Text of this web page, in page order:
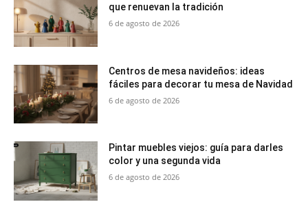
que renuevan la tradición
6 de agosto de 2026
Centros de mesa navideños: ideas
fáciles para decorar tu mesa de Navidad
6 de agosto de 2026
Pintar muebles viejos: guía para darles
color y una segunda vida
6 de agosto de 2026